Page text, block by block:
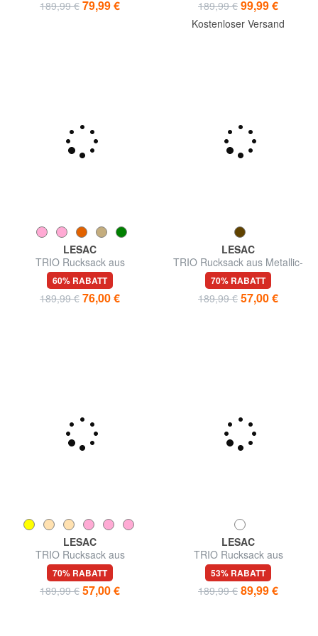
189,99 € 79,99 € 189,99 € 99,99 €
Kostenloser Versand
LESAC
TRIO Rucksack aus
gehämmertem Leder
60% RABATT
189,99 € 76,00 €
LESAC
TRIO Rucksack aus Metallic-
Leder
70% RABATT
189,99 € 57,00 €
LESAC
TRIO Rucksack aus
Nappaleder
70% RABATT
189,99 € 57,00 €
LESAC
TRIO Rucksack aus
Straußenleder
53% RABATT
189,99 € 89,99 €